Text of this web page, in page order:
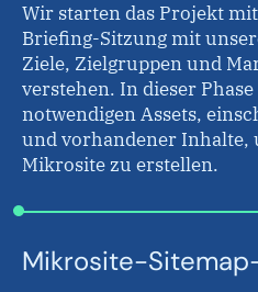
Wir starten das Projekt
Briefing-Sitzung mit
Ziele, Zielgruppen und
verstehen. In dieser
notwendigen Assets,
und vorhandener Inhalte,
Mikrosite zu erstellen.
Mikrosite-